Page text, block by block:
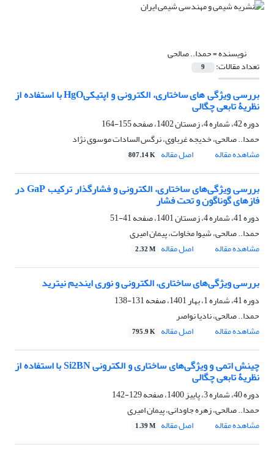
نویسنده =حمدا.. صالحی
تعداد مقالات: 9
بررسی ویژگی های ساختاری، الکترونی و اپتیکیHgO با استفاده از
نظریۀ تابعی چگالی
دوره 42، شماره 4، زمستان 1402، صفحه
155-164
حمدا.. صالحی، خدیجه غرباوی، نرگس السادات موسوی نژاد
مشاهده مقاله
اصل مقاله 807.14 K
بررسی ویژگی‌های ساختاری، الکترونی و فشارگذار ترکیب GaP در
فازهای گوناگون و تحت فشار
دوره 41، شماره 4، زمستان 1401، صفحه
41-51
حمدا.. صالحی، شیوا مخاوات، پیمان امیری
مشاهده مقاله
اصل مقاله 2.32 M
بررسی ویژگی‌های ساختاری، الکترونی و نوری ایندیم نیترید
دوره 41، شماره 1، بهار 1401، صفحه
131-138
حمدا.. صالحی، نادیا نواصر
مشاهده مقاله
اصل مقاله 795.9 K
چینش اتمی و ویژگی‌های ساختاری و الکترونی Si2BN با استفاده از
نظریۀ تابعی چگالی
دوره 40، شماره 3، پاییز 1400، صفحه
129-142
حمدا.. صالحی، زهره جاودانی، پیمان امیری
مشاهده مقاله
اصل مقاله 1.39 M